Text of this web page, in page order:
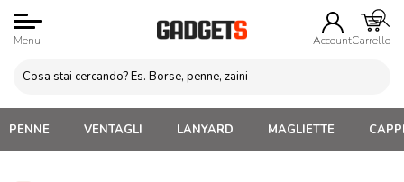
Menu AccountCarrello
PENNE VENTAGLI LANYARD MAGLIETTE